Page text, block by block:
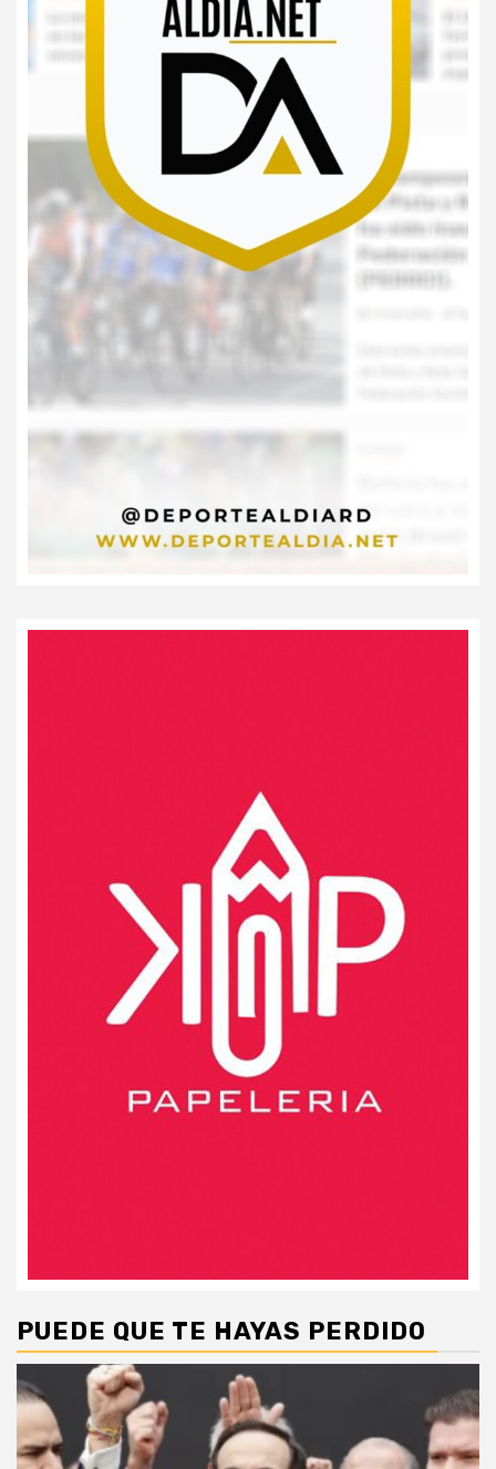
PUEDE QUE TE HAYAS PERDIDO